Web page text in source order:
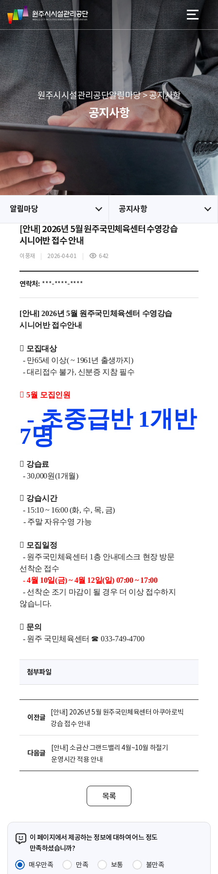
스
킵
네
비
게
이
션
본문 바로가기
메뉴 바로가기
원
주
시
시
설
관
리
공
단 원주시시설관리공단알림마당 > 공지사항
공지사항
알림마당 공지사항
[안내] 2026년 5월 원주국민체육센터 수영강습
시니어반 접수 안내
이풍재 2026-04-01
조
642
연락처: ***-****-****
[안내] 2026년 5월 원주국민체육센터 수영강습
시니어반 접수안내
 모집대상
- 만65세 이상( ~ 1961년 출생까지)
- 대리접수 불가, 신분증 지참 필수
 5월 모집인원
- 초중급반 1개반
7명
 강습료
- 30,000원(1개월)
 강습시간
- 15:10 ~ 16:00 (화, 수, 목, 금)
- 주말 자유수영 가능
 모집일정
- 원주국민체육센터 1 층 안내데스크 현장 방문
선착순 접수
- 4월 10일(금) ~ 4월 12일(일) 07:00 ~ 17:00
- 선착순 조기 마감이 될 경우 더 이상 접수하지
않습니다.
 문의
- 원주 국민체육센터 ☎033-749-4700
첨부파일
이전글
[안내] 2026년 5월 원주국민체육센터 아쿠아로빅
강습 접수 안내
다음글
[안내] 소금산 그랜드밸리 4월~10월 하절기
운영시간 적용 안내
목록
이 페이지에서 제공하는 정보에 대하여 어느 정도
만족하셨습니까?
매우만족
만족 보통 불만족